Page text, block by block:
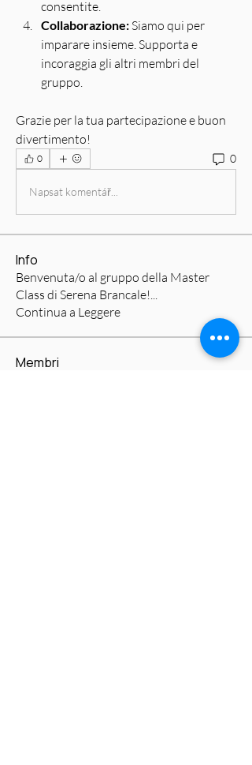
consentite.
Collaborazione: Siamo qui per
imparare insieme. Supporta e
incoraggia gli altri membri del
gruppo.
Grazie per la tua partecipazione e buon
divertimento!
0 0
Napsat komentář...
Info
Benvenuta/o al gruppo della Master
Class di Serena Brancale!
Continua a Leggere
Membri